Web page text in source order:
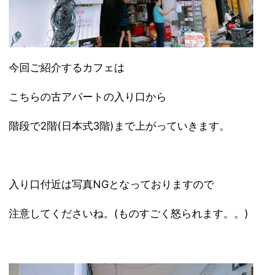
今回ご紹介するカフェは
こちらの古アパートの入り口から
階段で2階(日本式3階)まで上がっていきます。
入り口付近は写真NGとなっておりますので
注意してくださいね。(ものすごく怒られます。。)